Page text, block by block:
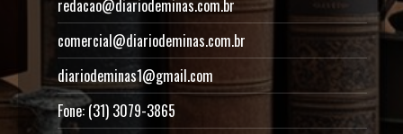
redacao@diariodeminas.com.br
comercial@diariodeminas.com.br
diariodeminas1@gmail.com
Fone: (31) 3079-3865